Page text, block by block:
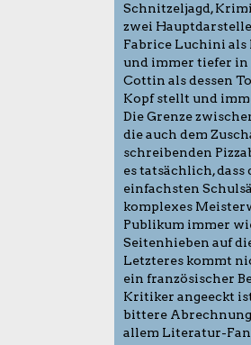
Schnitzeljagd,
zwei
Fabrice Luchini als
und immer tiefer
Cottin als dessen
Kopf stellt und
Die Grenze
die auch dem
schreibenden
es tatsächlich,
einfachsten
komplexes
Publikum immer
Seitenhieben auf
Letzteres kommt
ein französischer
Kritiker angeeckt
bittere
allem Literatur-